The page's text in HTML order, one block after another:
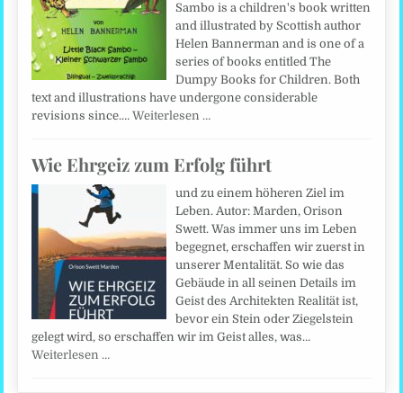
Sambo is a children's book written
and illustrated by Scottish author
Helen Bannerman and is one of a
series of books entitled The
Dumpy Books for Children. Both
text and illustrations have undergone considerable
revisions since.…Weiterlesen …
Wie Ehrgeiz zum Erfolg führt
und zu einem höheren Ziel im
Leben. Autor: Marden, Orison
Swett. Was immer uns im Leben
begegnet, erschaffen wir zuerst in
unserer Mentalität. So wie das
Gebäude in all seinen Details im
Geist des Architekten Realität ist,
bevor ein Stein oder Ziegelstein
gelegt wird, so erschaffen wir im Geist alles, was…
Weiterlesen …